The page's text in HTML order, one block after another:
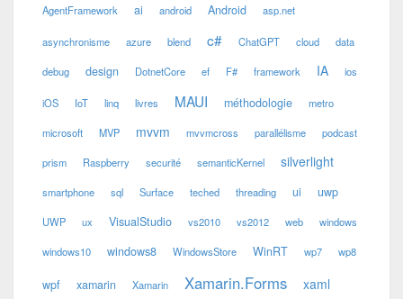
AgentFramework ai android Android asp.net
asynchronisme azure blend c# ChatGPT cloud data
debug design DotnetCore ef F# framework IA ios
iOS IoT linq livres MAUI méthodologie metro
microsoft MVP mvvm mvvmcross parallélisme podcast
prism Raspberry securité semanticKernel silverlight
smartphone sql Surface teched threading ui uwp
UWP ux VisualStudio vs2010 vs2012 web windows
windows10 windows8 WindowsStore WinRT wp7 wp8
wpf xamarin Xamarin Xamarin.Forms xaml